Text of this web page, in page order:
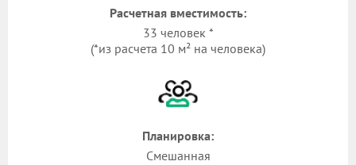
Расчетная вместимость:
33 человек *
(*из расчета 10 м² на человека)
Планировка:
Смешанная